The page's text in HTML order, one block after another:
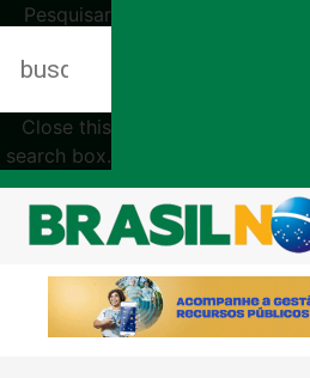
Pesquisar
Close this
search box.